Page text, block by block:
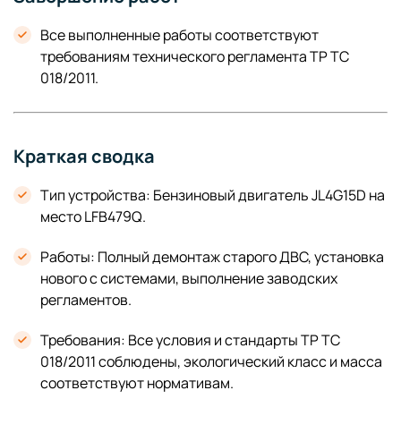
Все выполненные работы соответствуют
требованиям технического регламента ТР ТС
018/2011.
Краткая сводка
Тип устройства: Бензиновый двигатель JL4G15D на
место LFB479Q.
Работы: Полный демонтаж старого ДВС, установка
нового с системами, выполнение заводских
регламентов.
Требования: Все условия и стандарты ТР ТС
018/2011 соблюдены, экологический класс и масса
соответствуют нормативам.